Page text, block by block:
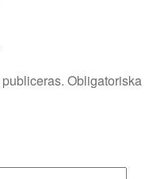
Obligatoriska